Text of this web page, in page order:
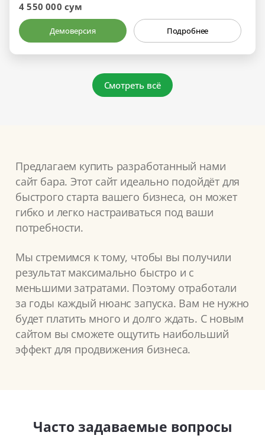
4 550 000 сум
Демоверсия Подробнее
Смотреть всё
Предлагаем купить разработанный нами
сайт бара. Этот сайт идеально подойдёт для
быстрого старта вашего бизнеса, он может
гибко и легко настраиваться под ваши
потребности.
Мы стремимся к тому, чтобы вы получили
результат максимально быстро и с
меньшими затратами. Поэтому отработали
за годы каждый нюанс запуска. Вам не нужно
будет платить много и долго ждать. С новым
сайтом вы сможете ощутить наибольший
эффект для продвижения бизнеса.
Часто задаваемые вопросы